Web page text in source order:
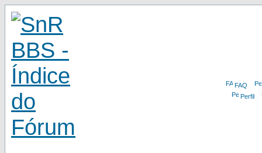
FAQ
Perfil